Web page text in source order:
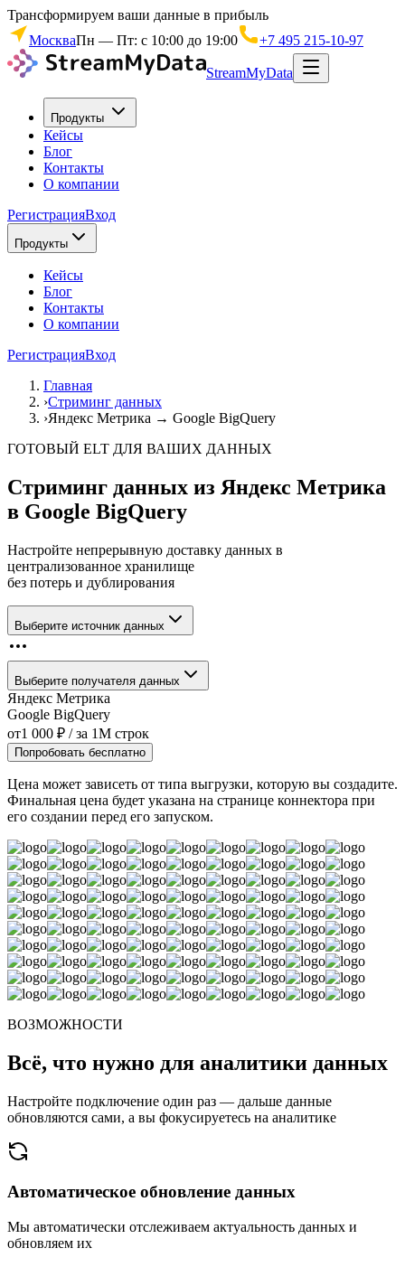
Трансформируем ваши данные в прибыль
МоскваПн — Пт: с 10:00 до 19:00 +7 495 215-10-97
StreamMyData
Продукты
Кейсы
Блог
Контакты
О компании
РегистрацияВход
Продукты
Кейсы
Блог
Контакты
О компании
РегистрацияВход
Главная
›Стриминг данных
›Яндекс Метрика → Google BigQuery
ГОТОВЫЙ ELT ДЛЯ ВАШИХ ДАННЫХ
Стриминг данных из Яндекс Метрика
в Google BigQuery
Настройте непрерывную доставку данных в
централизованное хранилище
без потерь и дублирования
Выберите источник данных
Выберите получателя данных
Яндекс Метрика
Google BigQuery
от1 000 ₽ / за 1M строк
Попробовать бесплатно
Цена может зависеть от типа выгрузки, которую вы создадите.
Финальная цена будет указана на странице коннектора при
его создании перед его запуском.
ВОЗМОЖНОСТИ
Всё, что нужно для аналитики данных
Настройте подключение один раз — дальше данные
обновляются сами, а вы фокусируетесь на аналитике
Автоматическое обновление данных
Мы автоматически отслеживаем актуальность данных и
обновляем их